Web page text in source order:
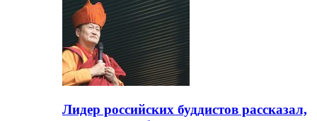
Лидер российских буддистов рассказал,